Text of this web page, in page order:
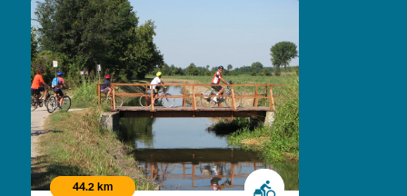
44.2 km